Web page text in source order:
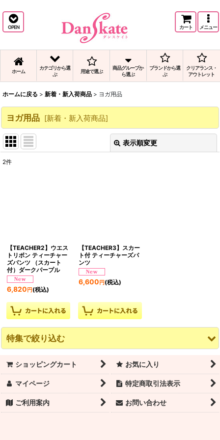
OPEN カート メニュー
ホーム
カテゴリから選
ぶ
用途で選ぶ
商品グループか
ら選ぶ
ブランドから選
ぶ
クリアランス・
アウトレット
ホームに戻る > 新着・新入荷商品 > ヨガ用品
ヨガ用品 [新着・新入荷商品]
表示順変更
2件
【TEACHER2】ウエス
トリボン ティーチャー
ズパンツ （スカート
付）ダークパープル
6,820 円 (税込)
【TEACHER3】スカー
ト付 ティーチャーズパ
ンツ
6,600 円(税込)
特集で絞り込む
数量限定！スーパーセール！
トウシューズ
バレエシューズ
ショッピングカート お気に入り
マイページ 特定商取引法表示
ご利用案内 お問い合わせ